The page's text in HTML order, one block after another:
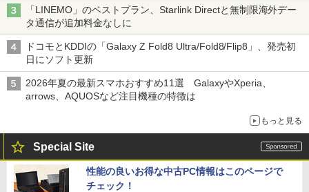
「LINEMO」のベストプラン、Starlink Directと無制限海外デー
タ通信が追加料金なしに
ドコモとKDDIの「Galaxy Z Fold8 Ultra/Fold8/Flip8」、発売初
日にソフト更新
2026年夏の最新スマホおすすめ11選 GalaxyやXperia、
arrows、AQUOSなど注目機種の特徴は
もっと見る
Special Site
性能の良いお得な中古PC情報はこのページで
チェック！